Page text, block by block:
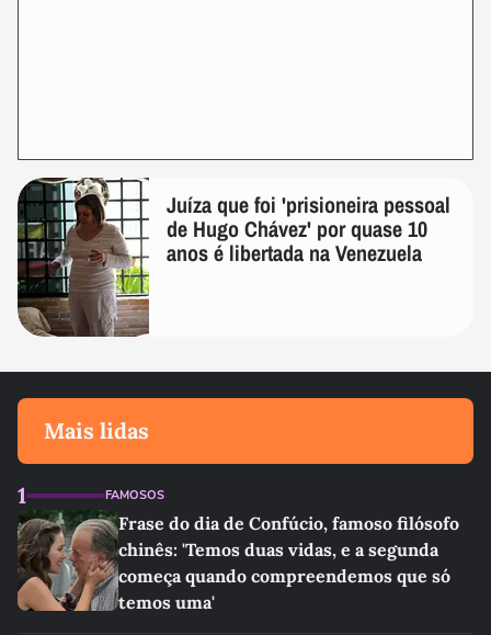
Juíza que foi 'prisioneira pessoal
de Hugo Chávez' por quase 10
anos é libertada na Venezuela
Mais lidas
1 FAMOSOS
Frase do dia de Confúcio, famoso filósofo
chinês: 'Temos duas vidas, e a segunda
começa quando compreendemos que só
temos uma'